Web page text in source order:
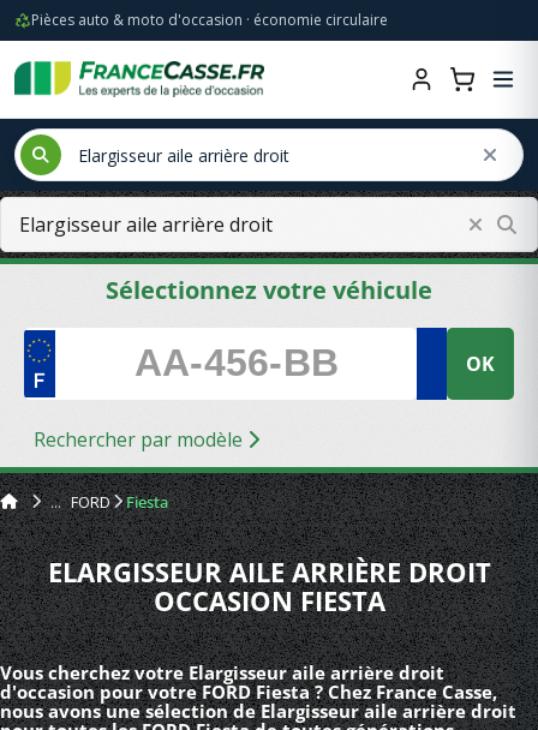
Pièces auto & moto d'occasion · économie circulaire
Sélectionnez votre véhicule
OK
Rechercher par modèle
FORD Fiesta
ELARGISSEUR AILE ARRIÈRE DROIT
OCCASION FIESTA
Vous cherchez votre Elargisseur aile arrière droit
d'occasion pour votre FORD Fiesta ? Chez France Casse,
nous avons une sélection de Elargisseur aile arrière droit